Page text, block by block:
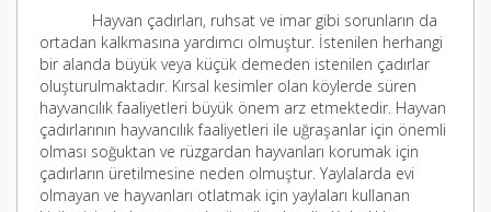
Hayvan çadırları, ruhsat ve imar gibi sorunların da
ortadan kalkmasına yardımcı olmuştur. İstenilen herhangi
bir alanda büyük veya küçük demeden istenilen çadırlar
oluşturulmaktadır. Kırsal kesimler olan köylerde süren
hayvancılık faaliyetleri büyük önem arz etmektedir. Hayvan
çadırlarının hayvancılık faaliyetleri ile uğraşanlar için önemli
olması soğuktan ve rüzgardan hayvanları korumak için
çadırların üretilmesine neden olmuştur. Yaylalarda evi
olmayan ve hayvanları otlatmak için yaylaları kullanan